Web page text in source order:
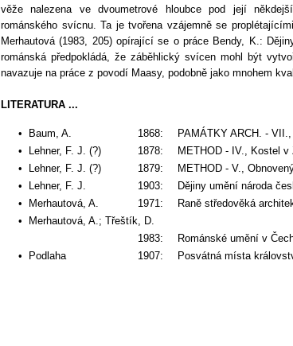
věže nalezena ve dvoumetrové hloubce pod její
románského svícnu. Ta je tvořena vzájemně se
Merhautová (1983, 205) opírající se o práce Bendy, K.:
románská předpokládá, že záběhlický svícen mohl být
navazuje na práce z povodí Maasy, podobně jako mnohem
LITERATURA ...
• Baum, A. 1868:
PAMÁTKY ARCH. -
• Lehner, F. J. (?)
1878:
METHOD - IV., Kostel
•
Lehner, F. J. (?) 1879:
METHOD - V.,
•
Lehner, F. J. 1903:
Dějiny umění národa
•
Merhautová, A. 1971:
Raně středověká
•
Merhautová, A.; Třeštík, D.
1983:
Románské umění v
• Podlaha
1907: Posvátná místa